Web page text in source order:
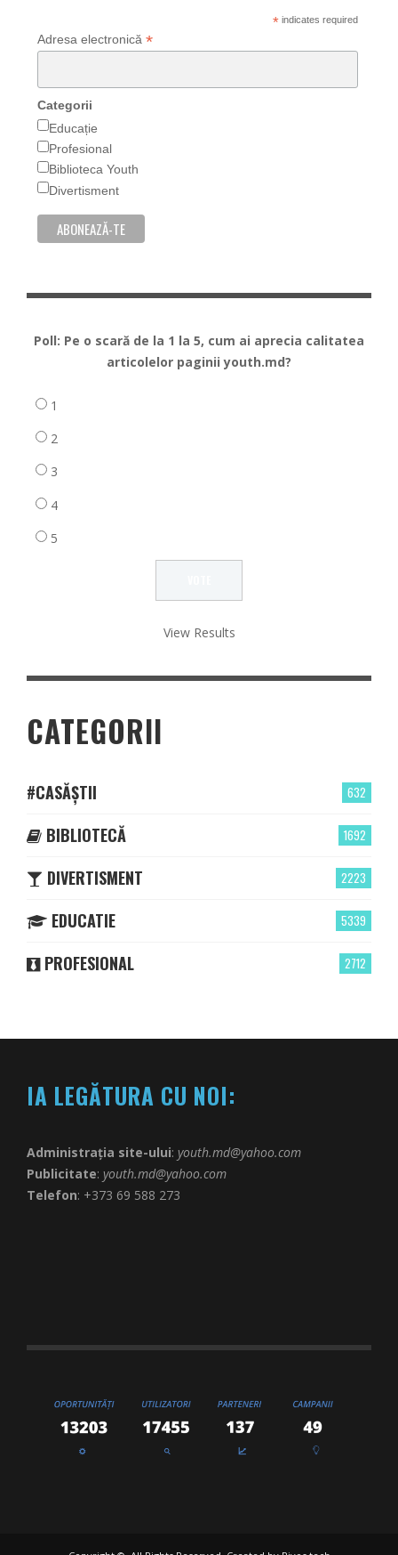
*indicates required
Adresa electronică *
Categorii
Educație
Profesional
Biblioteca Youth
Divertisment
Poll: Pe o scară de la 1 la 5, cum ai aprecia calitatea
articolelor paginii youth.md?
1
2
3
4
5
View Results
CATEGORII
632
#CASĂȘTII
1692
BIBLIOTECĂ
2223
DIVERTISMENT
5339
EDUCATIE
2712
PROFESIONAL
IA LEGĂTURA CU NOI:
Administrația site-ului: youth.md@yahoo.com
Publicitate: youth.md@yahoo.com
Telefon: +373 69 588 273